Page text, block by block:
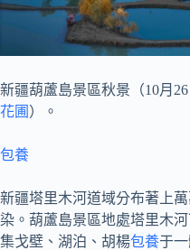
新疆葫蘆島景區秋景（10月
花圃 ）。
包養
新疆塔里木河道域分布著上
染。葫蘆島景區地處塔里木
集戈壁、湖泊、胡楊包養于